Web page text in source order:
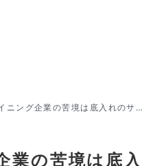
ニング企業の苦境は底入れのサ
業の苦境は底入